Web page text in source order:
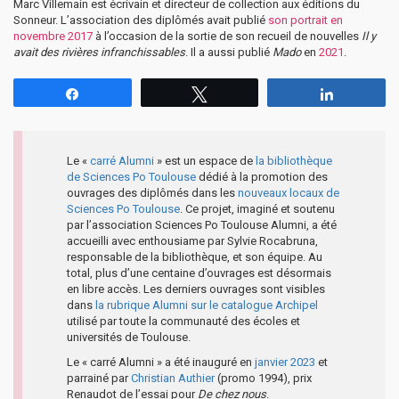
Marc Villemain est écrivain et directeur de collection aux éditions du
Sonneur. L’association des diplômés avait publié son portrait en
novembre 2017 à l’occasion de la sortie de son recueil de nouvelles Il y
avait des rivières infranchissables. Il a aussi publié Madoen 2021
Le « carré Alumni » est un espace de la bibliothèque
de Sciences Po Toulouse dédié à la promotion des
ouvrages des diplômés dans les nouveaux locaux de
Sciences Po Toulouse . Ce projet, imaginé et soutenu
par l’association Sciences Po Toulouse Alumni, a été
accueilli avec enthousiame par Sylvie Rocabruna,
responsable de la bibliothèque, et son équipe. Au
total, plus d’une centaine d’ouvrages est désormais
en libre accès. Les derniers ouvrages sont visibles
dans la rubrique Alumni sur le catalogue Archipel
utilisé par toute la communauté des écoles et
universités de Toulouse.
Le « carré Alumni » a été inauguré en janvier 2023 et
parrainé parChristian Authier(promo 1994), prix
Renaudot de l’essai pour De chez nous.